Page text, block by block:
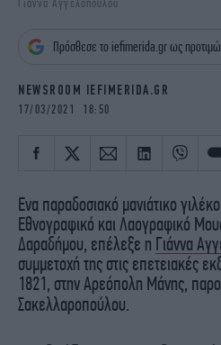
iBOOKS
OSCARS
NEWSLETTER
Γιάννα Αγγελοπούλου
Πρόσθεσε το iefimerida.gr ως
NEWSROOM IEFIMERIDA.GR
17/03/2021 18:50
Ενα παραδοσιακό μανιάτικο
Εθνογραφικό και Λαογραφικό
Δαραδήμου, επέλεξε η Γιάννα
συμμετοχή της στις επετειακές
1821, στην Αρεόπολη Μάνης,
Σακελλαροπούλου.